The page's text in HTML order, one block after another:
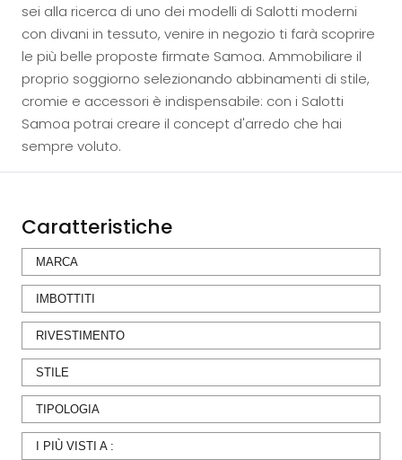
sei alla ricerca di uno dei modelli di Salotti moderni
con divani in tessuto, venire in negozio ti farà scoprire
le più belle proposte firmate Samoa. Ammobiliare il
proprio soggiorno selezionando abbinamenti di stile,
cromie e accessori è indispensabile: con i Salotti
Samoa potrai creare il concept d'arredo che hai
sempre voluto.
Caratteristiche
MARCA
IMBOTTITI
RIVESTIMENTO
STILE
TIPOLOGIA
I PIÙ VISTI A :